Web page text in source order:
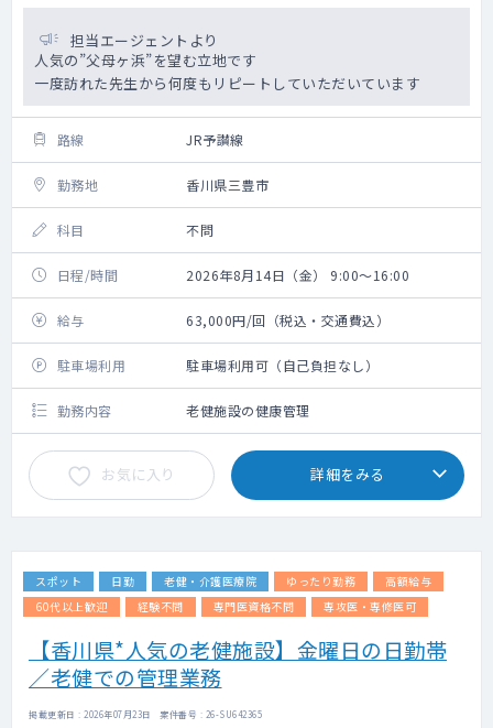
担当エージェントより
人気の”父母ヶ浜”を望む立地です
一度訪れた先生から何度もリピートしていただいています
路線 JR予讃線
勤務地 香川県三豊市
科目 不問
日程/時間 2026年8月14日（金） 9:00～16:00
給与 63,000円/回（税込・交通費込）
駐車場利用 駐車場利用可（自己負担なし）
勤務内容 老健施設の健康管理
お気に入り 詳細をみる
スポット 日勤 老健・介護医療院 ゆったり勤務
高額給与
60代以上歓迎
経験不問 専門医資格不問 専攻医・専修医可
【香川県*人気の老健施設】金曜日の日勤帯
／老健での管理業務
掲載更新日 : 2026年07月23日 案件番号 : 26-SU642365